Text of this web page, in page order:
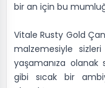
bir an için bu
Vitale Rusty Gold
malzemesiyle
yaşamanıza
gibi sıcak bir